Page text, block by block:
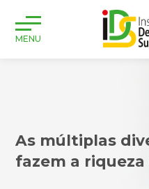
MENU
As múltiplas
fazem a